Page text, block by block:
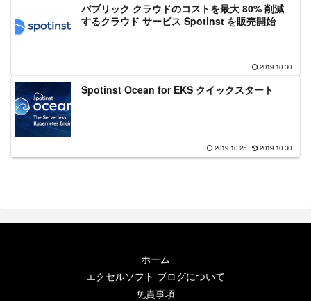
パブリック クラウドのコストを最大 80% 削減
するクラウド サービス Spotinst を販売開始
2019.10.30
Spotinst Ocean for EKS クイックスタート
2019.10.25 2019.10.30
ホーム
エクセルソフト ブログについて
免責事項